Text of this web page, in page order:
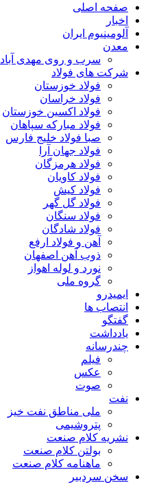
صفحه اصلی
اخبار
آلومینیوم ایران
معدن
سرب و روی مهدی آباد
شرکت های فولاد
فولاد خوزستان
فولاد خراسان
فولاد اکسین خوزستان
فولاد مبارکه سپاهان
صبا فولاد خلیج فارس
فولاد جهان آرا
فولاد هرمزگان
فولاد کاویان
فولاد کیش
فولاد گل گهر
فولاد سنگان
فولاد شادگان
آهن و فولاد ارفع
ذوب آهن اصفهان
نورد و لوله اهواز
گروه ملی
ایمیدرو
انتصاب ها
گفتگو
یادداشت
چندرسانه
فیلم
عکس
صوت
نفت
ملی مناطق نفت خیز
پتروشیمی
نشریه کلام صنعت
بولتن کلام صنعت
ماهنامه کلام صنعت
سخن سردبیر